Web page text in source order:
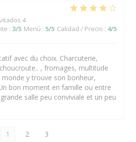
4
: 3/5 Menú : 5/5 Calidad / Precio : 4/5
avec du choix. Charcuterie,
, fromages, multitude
y trouve son bonheur,
bon moment en famille ou entre
salle peu conviviale et un peu
1 2 3